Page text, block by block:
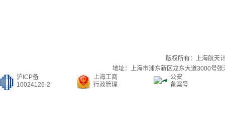
版权所有：上海航天
地址：上海市浦东新区龙东大道3000号
沪ICP备
10024126-2
上海工商
行政管理
公安
备案号